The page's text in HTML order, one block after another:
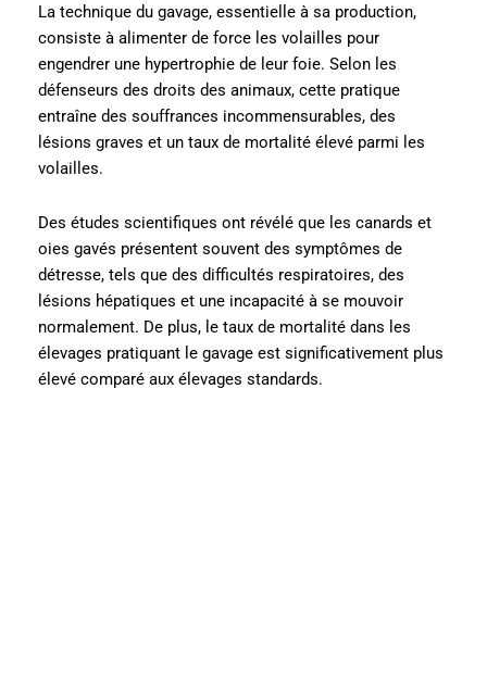
La technique du gavage, essentielle à sa production,
consiste à alimenter de force les volailles pour
engendrer une hypertrophie de leur foie. Selon les
défenseurs des droits des animaux, cette pratique
entraîne des souffrances incommensurables, des
lésions graves et un taux de mortalité élevé parmi les
volailles.
Des études scientifiques ont révélé que les canards et
oies gavés présentent souvent des symptômes de
détresse, tels que des difficultés respiratoires, des
lésions hépatiques et une incapacité à se mouvoir
normalement. De plus, le taux de mortalité dans les
élevages pratiquant le gavage est significativement plus
élevé comparé aux élevages standards.